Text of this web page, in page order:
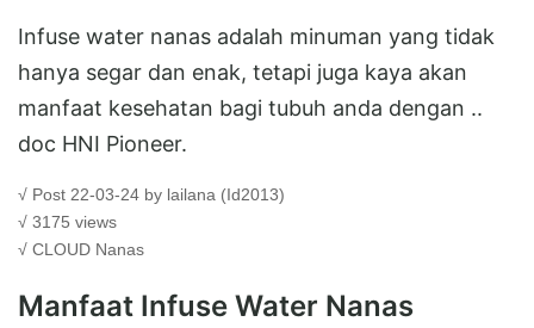
Infuse water nanas adalah minuman yang tidak
hanya segar dan enak, tetapi juga kaya akan
manfaat kesehatan bagi tubuh anda dengan ..
doc HNI Pioneer.
√ Post 22-03-24 by lailana (Id2013)
√ 3175 views
√ CLOUD Nanas
Manfaat Infuse Water Nanas